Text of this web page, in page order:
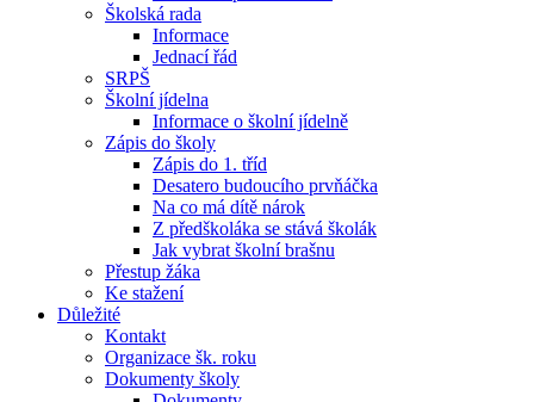
Školská rada
Informace
Jednací řád
SRPŠ
Školní jídelna
Informace o školní jídelně
Zápis do školy
Zápis do 1. tříd
Desatero budoucího prvňáčka
Na co má dítě nárok
Z předškoláka se stává školák
Jak vybrat školní brašnu
Přestup žáka
Ke stažení
Důležité
Kontakt
Organizace šk. roku
Dokumenty školy